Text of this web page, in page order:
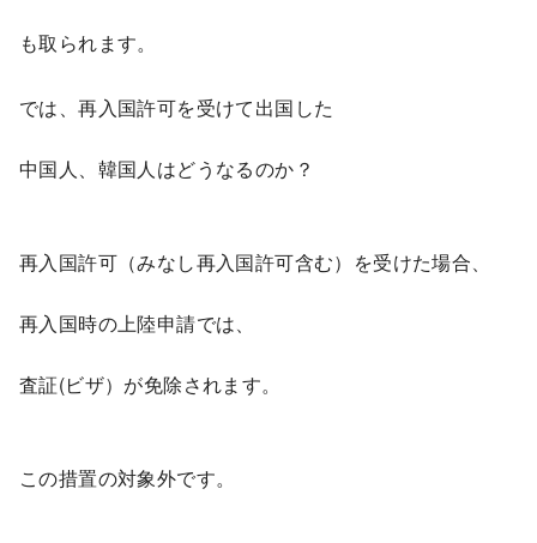
も取られます。
では、再入国許可を受けて出国した
中国人、韓国人はどうなるのか？
再入国許可（みなし再入国許可含む）を受けた場合、
再入国時の上陸申請では、
査証(ビザ）が免除されます。
この措置の対象外です。